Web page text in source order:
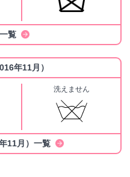
覧
年11月）
洗えません
11月）一覧